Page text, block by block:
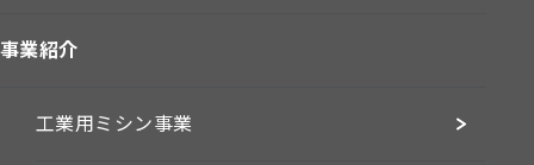
事業紹介
工業用ミシン事業